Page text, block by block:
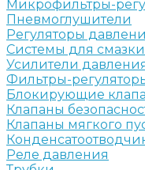
Микрофильтры-
Пневмоглушители
Регуляторы
Системы для
Усилители
Фильтры-
Блокирующие
Клапаны
Клапаны мягкого
Реле давления